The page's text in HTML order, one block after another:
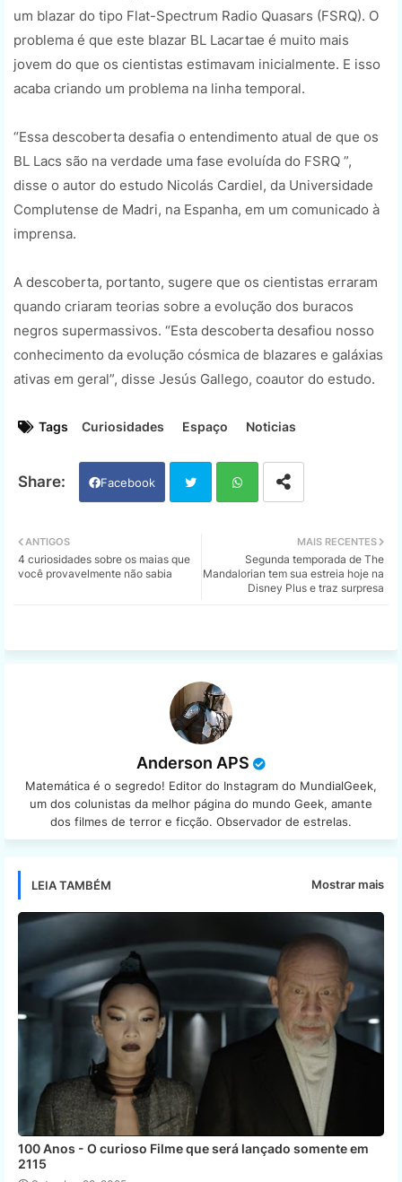
um blazar do tipo Flat-Spectrum Radio Quasars (FSRQ). O
problema é que este blazar BL Lacartae é muito mais
jovem do que os cientistas estimavam inicialmente. E isso
acaba criando um problema na linha temporal.
“Essa descoberta desafia o entendimento atual de que os
BL Lacs são na verdade uma fase evoluída do FSRQ ”,
disse o autor do estudo Nicolás Cardiel, da Universidade
Complutense de Madri, na Espanha, em um comunicado à
imprensa.
A descoberta, portanto, sugere que os cientistas erraram
quando criaram teorias sobre a evolução dos buracos
negros supermassivos. “Esta descoberta desafiou nosso
conhecimento da evolução cósmica de blazares e galáxias
ativas em geral”, disse Jesús Gallego, coautor do estudo.
Tags Curiosidades Espaço Noticias
Facebook
tter
MAIS RECENTES
Segunda temporada de The
Mandalorian tem sua estreia hoje na
Disney Plus e traz surpresa
ANTIGOS
4 curiosidades sobre os maias que
você provavelmente não sabia
Anderson APS
Matemática é o segredo! Editor do Instagram do MundialGeek,
um dos colunistas da melhor página do mundo Geek, amante
dos filmes de terror e ficção. Observador de estrelas.
LEIA TAMBÉM Mostrar mais
100 Anos - O curioso Filme que será lançado somente em
2115